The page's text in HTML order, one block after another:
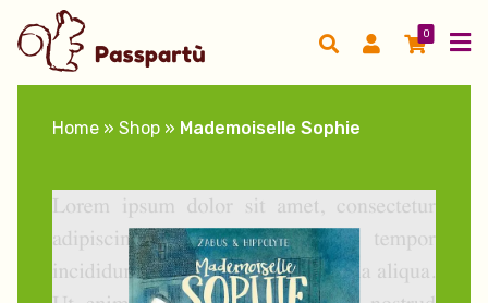
0
Home » Shop » Mademoiselle Sophie